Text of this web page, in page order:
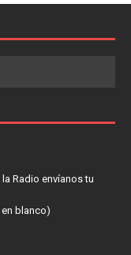
Radio envíanos tu
blanco)